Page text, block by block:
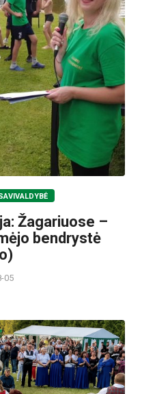
Žagariuose –
bendrystė
05